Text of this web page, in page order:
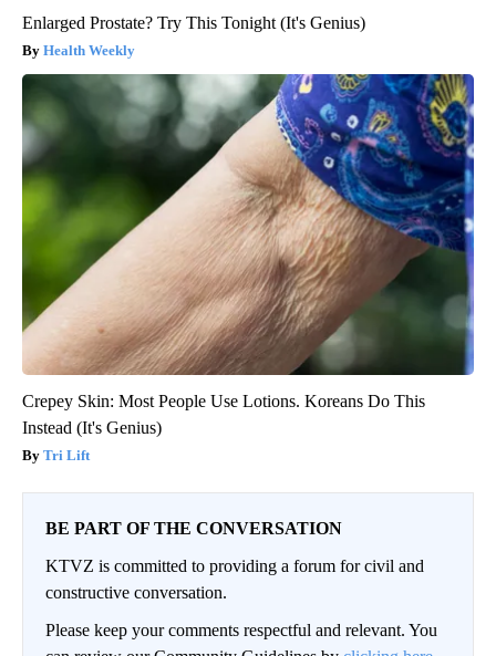
Enlarged Prostate? Try This Tonight (It's Genius)
Health Weekly
Crepey Skin: Most People Use Lotions. Koreans Do This
Instead (It's Genius)
Tri Lift
BE PART OF THE CONVERSATION
KTVZ is committed to providing a forum for civil and
constructive conversation.
Please keep your comments respectful and relevant. You